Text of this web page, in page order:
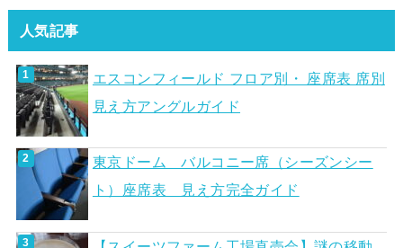
人気記事
エスコンフィールド フロア別・ 座席表 席別
見え方アングルガイド
東京ドーム バルコニー席（シーズンシー
ト）座席表 見え方完全ガイド